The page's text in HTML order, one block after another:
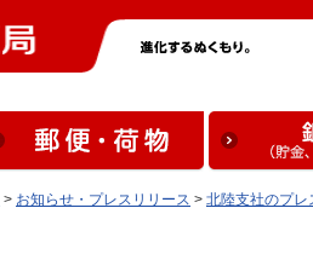
> お知らせ・プレスリリース > 北陸支社のプレ